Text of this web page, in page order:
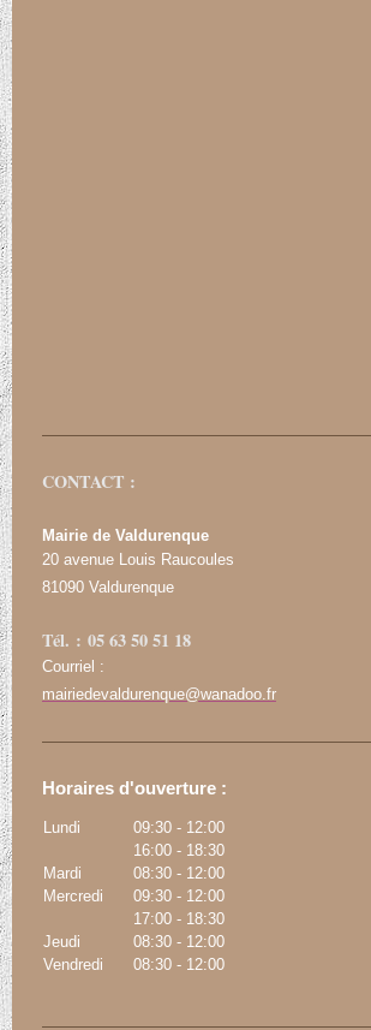
CONTACT :
Mairie de Valdurenque
20 avenue Louis Raucoules
81090 Valdurenque
Tél. : 05 63 50 51 18
Courriel :
mairiedevaldurenque@wanadoo.fr
Horaires d'ouverture :
Lundi 09:30 - 12:00
16:00 - 18:30
Mardi
08:30 - 12:00
Mercredi
09:30 - 12:00
17:00 - 18:30
Jeudi
08:30 - 12:00
Vendredi
08:30 - 12:00